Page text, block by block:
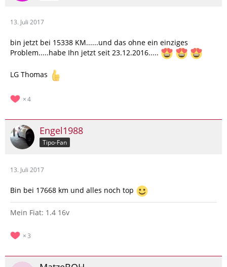
13. Juli 2017
bin jetzt bei 15338 KM......und das ohne ein einziges
Problem.....habe Ihn jetzt seit 23.12.2016.....
LG Thomas
4
Engel1988
Tipo-Fan
13. Juli 2017
Bin bei 17668 km und alles noch top
Mein Fiat: 1.4 16v
3